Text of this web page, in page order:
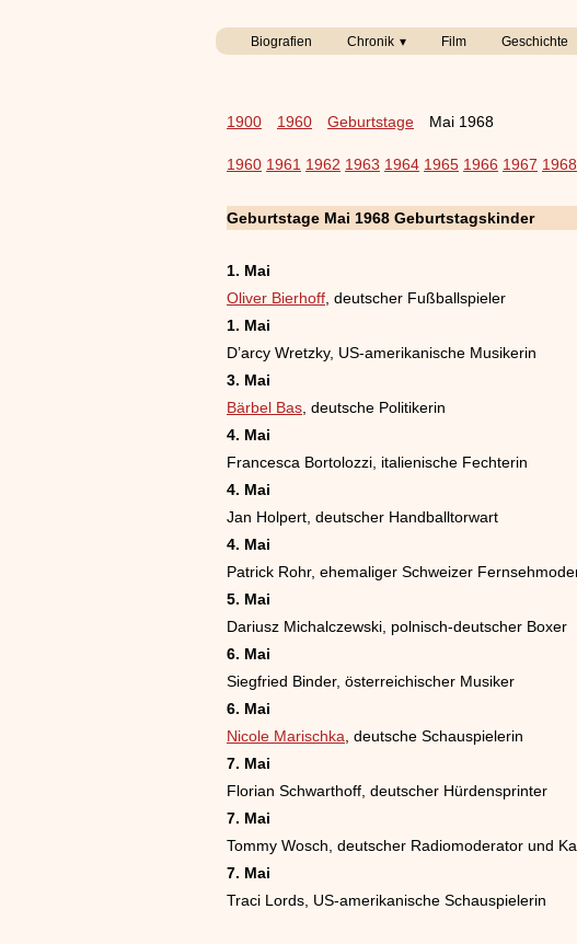
Biografien Chronik Film Geschichte
1900 1960 Geburtstage Mai 1968
1960 1961 1962 1963 1964 1965 1966 1967 1968
Geburtstage Mai 1968 Geburtstagskinder
1. Mai
Oliver Bierhoff , deutscher Fußballspieler
1. Mai
D’arcy Wretzky, US-amerikanische Musikerin
3. Mai
Bärbel Bas , deutsche Politikerin
4. Mai
Francesca Bortolozzi, italienische Fechterin
4. Mai
Jan Holpert, deutscher Handballtorwart
4. Mai
Patrick Rohr, ehemaliger Schweizer
5. Mai
Dariusz Michalczewski, polnisch-deutscher Boxer
6. Mai
Siegfried Binder, österreichischer Musiker
6. Mai
Nicole Marischka , deutsche Schauspielerin
7. Mai
Florian Schwarthoff, deutscher Hürdensprinter
7. Mai
Tommy Wosch, deutscher Radiomoderator und
7. Mai
Traci Lords, US-amerikanische Schauspielerin